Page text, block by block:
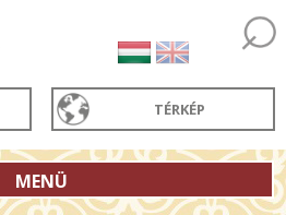
TÉRKÉP
MENÜ